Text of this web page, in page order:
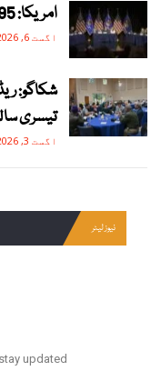
امریکا: 95 ملین ڈالر میڈیکیئر فراڈ، ڈاکٹر پر فردِ جرم
اگست 6, 2026
تیسری
اگست 3, 2026
نیوز لیٹر
updated.